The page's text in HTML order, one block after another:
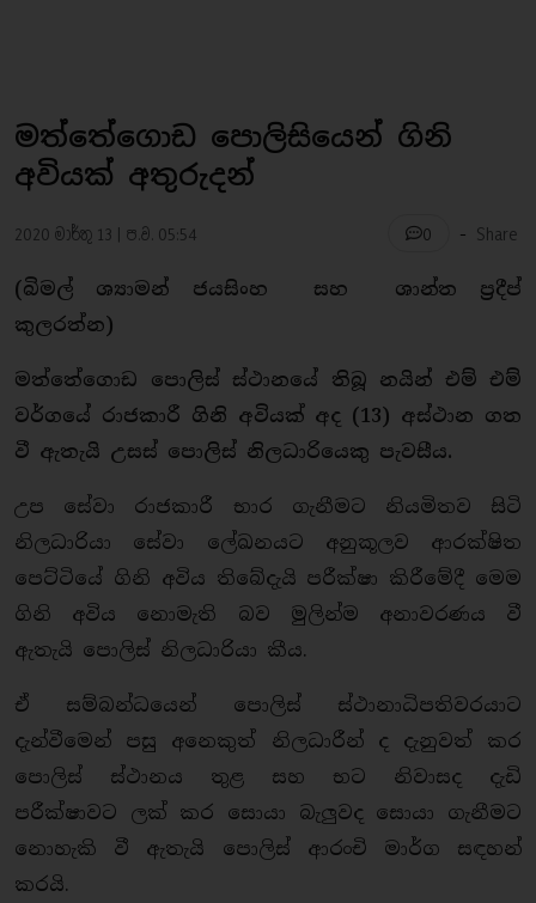
මත්තේගොඩ පොලිසියෙන් ගිනි
අවියක් අතුරුදන්
2020 මාර්තු 13 | ප.ව. 05:54 0 - Share
(බිමල් ශ්‍යාමන් ජයසිංහ සහ ශාන්ත ප්‍රදීප්
කුලරත්න)
මත්තේගොඩ පොලිස් ස්ථානයේ තිබූ නයින් එම් එම්
වර්ගයේ රාජකාරී ගිනි අවියක් අද (13) අස්ථාන ගත
වී ඇතැයි උසස් පොලිස් නිලධාරියෙකු පැවසීය.
උප සේවා රාජකාරී භාර ගැනීමට නියමිතව සිටි
නිලධාරියා සේවා ලේඛනයට අනුකූලව ආරක්ෂිත
පෙට්ටියේ ගිනි අවිය තිබේදැයි පරීක්ෂා කිරීමේදී මෙම
ගිනි අවිය නොමැති බව මුලින්ම අනාවරණය වී
ඇතැයි පොලිස් නිලධාරියා කීය.
ඒ සම්බන්ධයෙන් පොලිස් ස්ථානාධිපතිවරයාට
දැන්වීමෙන් පසු අනෙකුත් නිලධාරීන් ද දැනුවත් කර
පොලිස් ස්ථානය තුළ සහ භට නිවාසද දැඩි
පරීක්ෂාවට ලක් කර සොයා බැලුවද සොයා ගැනීමට
නොහැකි වී ඇතැයි පොලිස් ආරංචි මාර්ග සඳහන්
කරයි.